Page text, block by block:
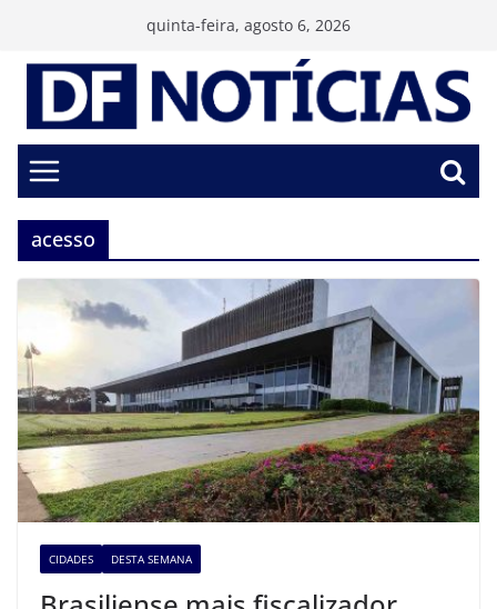
conteúdo
quinta-feira, agosto 6, 2026
acesso
CIDADES DESTA SEMANA